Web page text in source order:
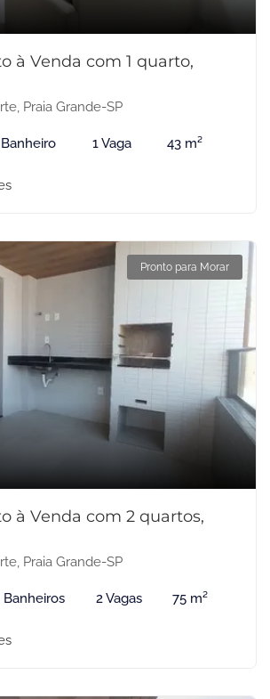
à Venda com 1 quarto,
Praia Grande-SP
1 Vaga 43 m²
Pronto para Morar
à Venda com 2 quartos,
Praia Grande-SP
Banheiros 2 Vagas 75 m²